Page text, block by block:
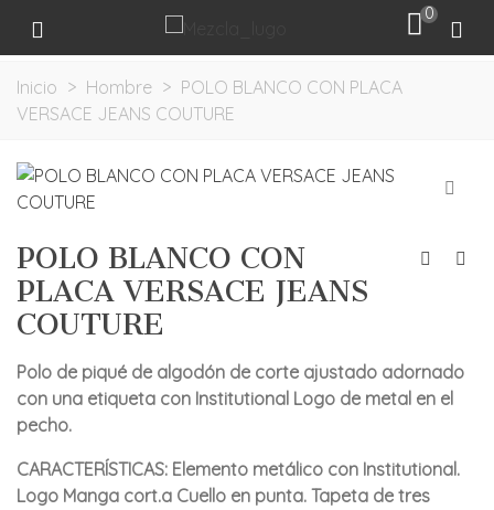
0
Inicio > Hombre > POLO BLANCO CON PLACA
VERSACE JEANS COUTURE
POLO BLANCO CON
PLACA VERSACE JEANS
COUTURE
Polo de piqué de algodón de corte ajustado adornado
con una etiqueta con Institutional Logo de metal en el
pecho.
CARACTERÍSTICAS: Elemento metálico con Institutional.
Logo Manga cort.a Cuello en punta. Tapeta de tres